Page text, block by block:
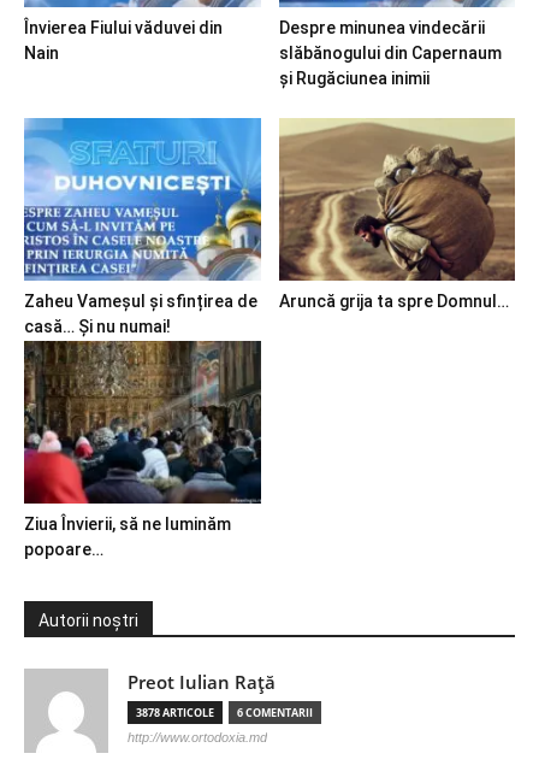
Învierea Fiului văduvei din
Nain
Despre minunea vindecării
slăbănogului din Capernaum
și Rugăciunea inimii
Zaheu Vameșul și sfințirea de
casă… Și nu numai!
Aruncă grija ta spre Domnul…
Ziua Învierii, să ne luminăm
popoare…
Autorii noștri
Preot Iulian Raţă
3878 ARTICOLE 6 COMENTARII
http://www.ortodoxia.md